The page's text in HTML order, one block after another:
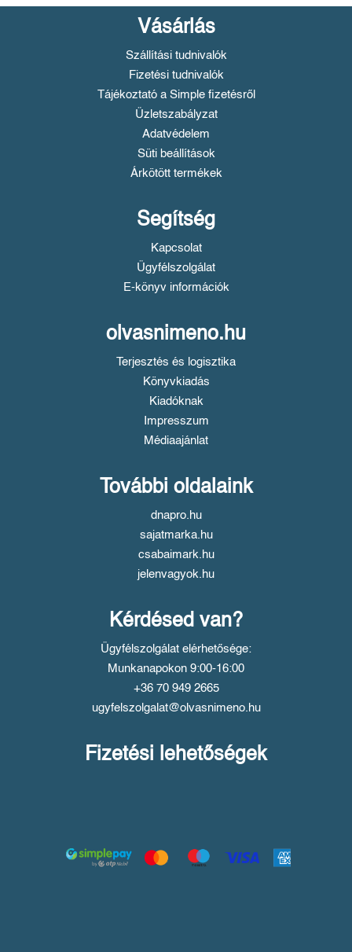
Vásárlás
Szállítási tudnivalók
Fizetési tudnivalók
Tájékoztató a Simple fizetésről
Üzletszabályzat
Adatvédelem
Süti beállítások
Árkötött termékek
Segítség
Kapcsolat
Ügyfélszolgálat
E-könyv információk
olvasnimeno.hu
Terjesztés és logisztika
Könyvkiadás
Kiadóknak
Impresszum
Médiaajánlat
További oldalaink
dnapro.hu
sajatmarka.hu
csabaimark.hu
jelenvagyok.hu
Kérdésed van?
Ügyfélszolgálat elérhetősége:
Munkanapokon 9:00-16:00
+36 70 949 2665
ugyfelszolgalat@olvasnimeno.hu
Fizetési lehetőségek